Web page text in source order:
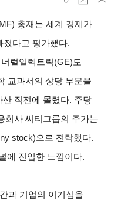
총재는 세계 경제가
졌다고 평가했다.
럴일렉트릭(GE)도
교과서의 상당 부분을
직전에 몰렸다. 주당
회사 씨티그룹의 주가는
stock)으로 전락했다.
에 진입한 느낌이다.
과 기업의 이기심을